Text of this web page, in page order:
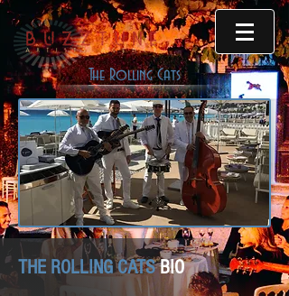
The Rolling Cats
THE ROLLING CATSBIO